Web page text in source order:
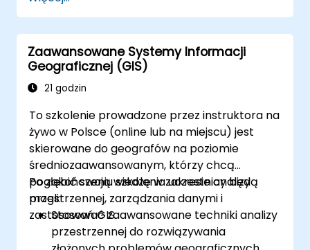
znaczące ryzyka operacyjne. To 14-dniowe
intensywny program w Melbourne został
zaprojektowany, aby połączyć wiedzę
inżynierii elektrycznej z zarządzaniem danymi
geoprzestrzennymi.
Zaawansowane Systemy Informacji
Geograficznej (GIS)
21 godzin
To szkolenie prowadzone przez instruktora na
żywo w Polsce (online lub na miejscu) jest
skierowane do geografów na poziomie
średniozaawansowanym, którzy chcą
pogłębić swoją wiedzę w zakresie analizy
przestrzennej, zarządzania danymi i
zastosowań GIS.
Po zakończeniu szkolenia uczestnicy będą
mogli:
Stosować zaawansowane techniki analizy
przestrzennej do rozwiązywania